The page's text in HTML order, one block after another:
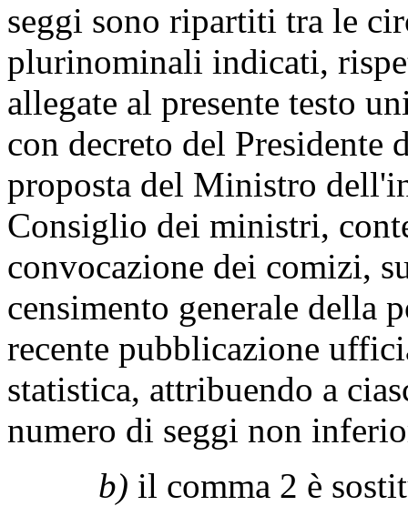
seggi sono ripartiti tra le
plurinominali indicati,
allegate al presente testo
con decreto del Presidente
proposta del Ministro
Consiglio dei ministri,
convocazione dei comizi,
censimento generale della
recente pubblicazione
statistica, attribuendo a
numero di seggi non
b) il comma 2 è